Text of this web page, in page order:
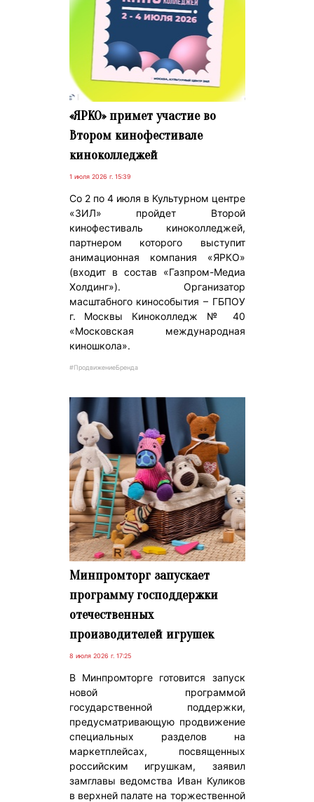
«ЯРКО» примет участие во
Втором кинофестивале
киноколледжей
1 июля 2026 г. 15:39
Со 2 по 4 июля в Культурном центре
«ЗИЛ» пройдет Второй
кинофестиваль киноколледжей,
партнером которого выступит
анимационная компания «ЯРКО»
(входит в состав «Газпром-Медиа
Холдинг»). Организатор
масштабного кинособытия – ГБПОУ
г. Москвы Киноколледж № 40
«Московская международная
киношкола».
#ПродвижениеБренда
Минпромторг запускает
программу господдержки
отечественных
производителей игрушек
8 июля 2026 г. 17:25
В Минпромторге готовится запуск
новой программой
государственной поддержки,
предусматривающую продвижение
специальных разделов на
маркетплейсах, посвященных
российским игрушкам, заявил
замглавы ведомства Иван Куликов
в верхней палате на торжественной